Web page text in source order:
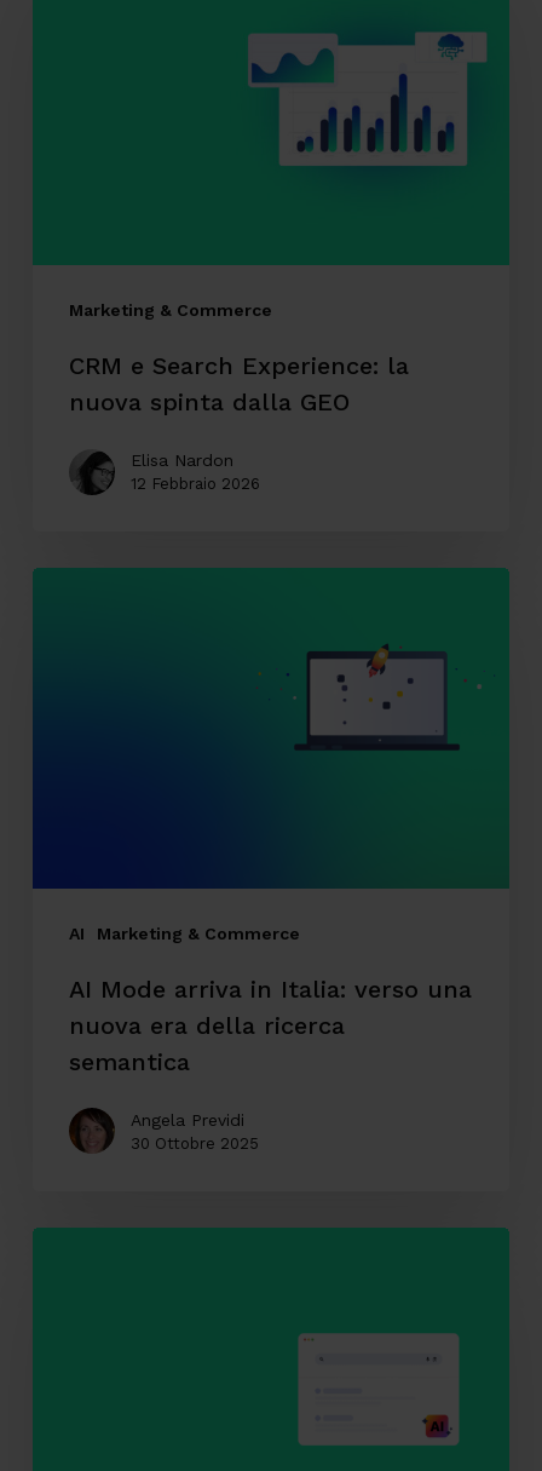
Marketing & Commerce
GEO
CRM e Search Experience: la
nuova spinta dalla GEO
Elisa Nardon
12 Febbraio 2026
AI Marketing & Commerce
era
della
AI Mode arriva in Italia: verso una
nuova era della ricerca
semantica
Angela Previdi
30 Ottobre 2025